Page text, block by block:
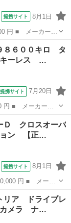
提携サイト 8月1日
名： クーパー
： 3D ■ ミッ
８６００キロ タ
ーレス …
提携サイト 7月20日
ド名： ワン ９
ス 純正１７イン
Ｄ クロスオーバ
ョン 【正…
提携サイト 8月1日
ド名： クーパ
【正規認定中古
リア ドライブレ
メラ ナ…